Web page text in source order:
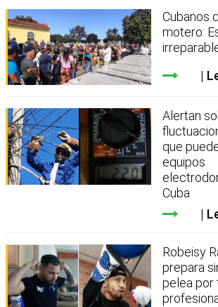
Cubanos
motero:
Alertan
que
equipos
Cuba
Robeisy
prepara
pelea por